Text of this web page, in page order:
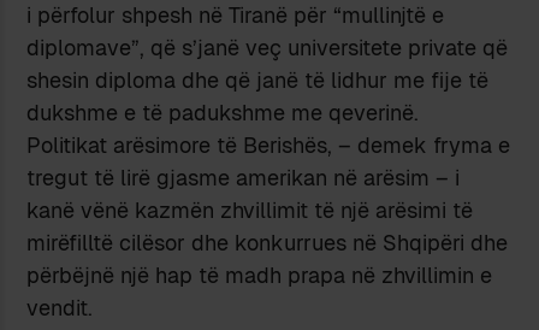
i përfolur shpesh në Tiranë për “mullinjtë e
diplomave”, që s’janë veç universitete private që
shesin diploma dhe që janë të lidhur me fije të
dukshme e të padukshme me qeverinë.
Politikat arësimore të Berishës, – demek fryma e
tregut të lirë gjasme amerikan në arësim – i
kanë vënë kazmën zhvillimit të një arësimi të
mirëfilltë cilësor dhe konkurrues në Shqipëri dhe
përbëjnë një hap të madh prapa në zhvillimin e
vendit.